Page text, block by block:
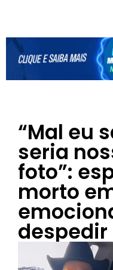
“Mal eu
seria
foto”:
morto